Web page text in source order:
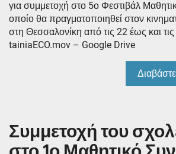
για συμμετοχή στο 5ο Φεστιβάλ
οποίο θα πραγματοποιηθεί στον
στη Θεσσαλονίκη από τις 22 έως και
tainiaECO.mov – Google Drive
Συμμετοχή του